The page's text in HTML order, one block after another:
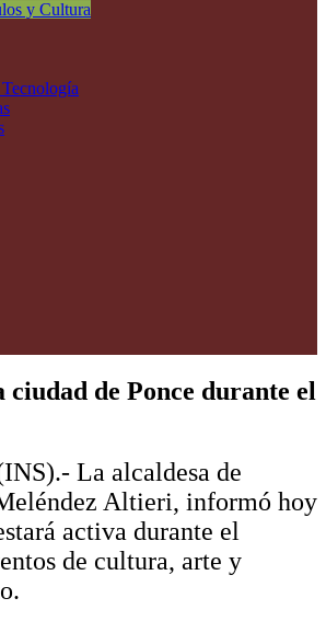
y Cultura
ciudad de Ponce durante el
La alcaldesa de
Altieri, informó hoy
activa durante el
de cultura, arte y